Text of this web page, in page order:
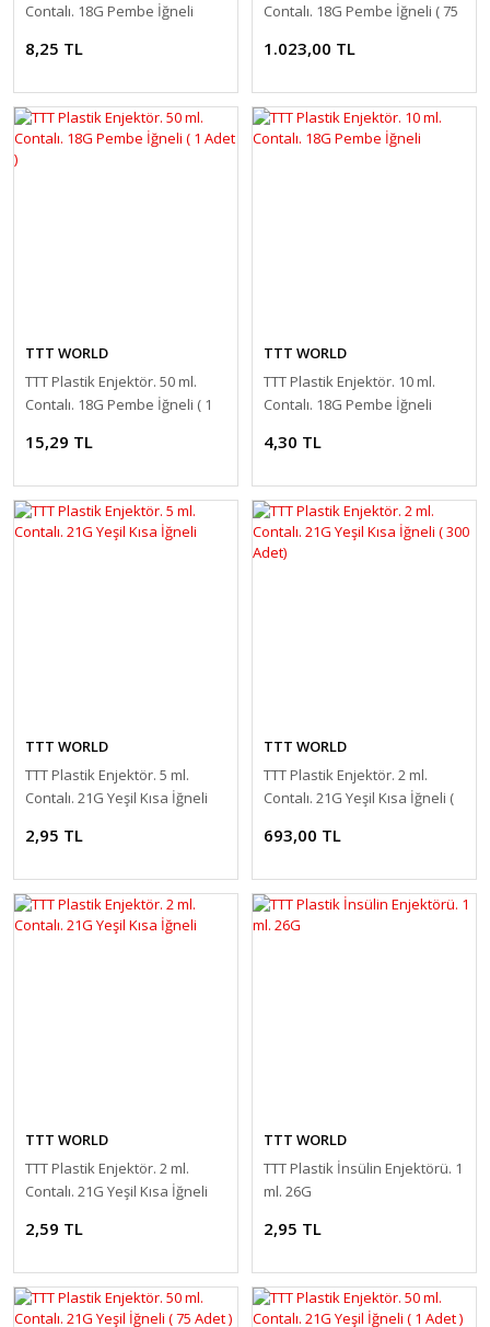
Contalı. 18G Pembe İğneli
8,25 TL
Contalı. 18G Pembe İğneli ( 75
1.023,00 TL
TTT WORLD
TTT Plastik Enjektör. 50 ml.
Contalı. 18G Pembe İğneli ( 1
15,29 TL
TTT WORLD
TTT Plastik Enjektör. 10 ml.
Contalı. 18G Pembe İğneli
4,30 TL
TTT WORLD
TTT Plastik Enjektör. 5 ml.
Contalı. 21G Yeşil Kısa İğneli
2,95 TL
TTT WORLD
TTT Plastik Enjektör. 2 ml.
Contalı. 21G Yeşil Kısa İğneli (
693,00 TL
TTT WORLD
TTT Plastik Enjektör. 2 ml.
Contalı. 21G Yeşil Kısa İğneli
2,59 TL
TTT WORLD
TTT Plastik İnsülin Enjektörü. 1
ml. 26G
2,95 TL